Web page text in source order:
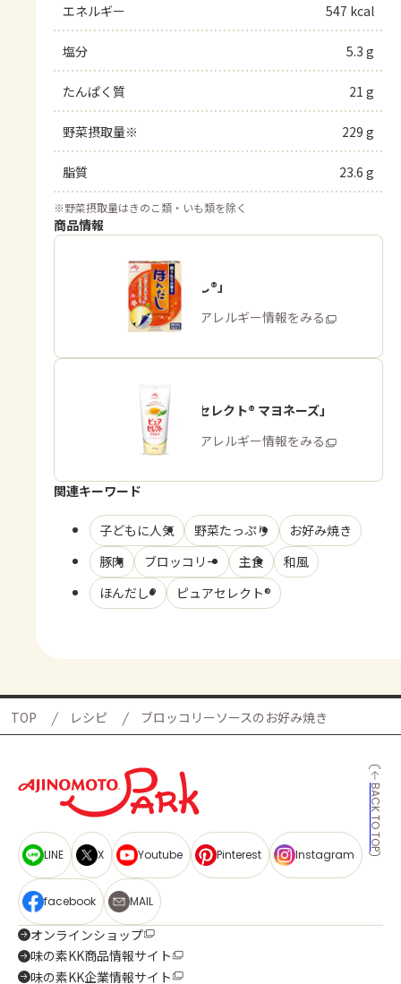
エネルギー
547 kcal
塩分 5.3 g
たんぱく質 21 g
野菜摂取量※ 229 g
脂質 23.6 g
※野菜摂取量はきのこ類・いも類を除く
商品情報
「ほんだし®」
商品・アレルギー情報をみる
「ピュアセレクト® マヨネーズ」
商品・アレルギー情報をみる
関連キーワード
子どもに人気 野菜たっぷり
お好み焼き
豚肉
ブロッコリー 主食
和風
ほんだし®
ピュアセレクト®
TOP レシピ ブロッコリーソースのお好み焼き
BACK TO TOP
LINE X Youtube Pinterest Instagram
facebook MAIL
オンラインショップ
味の素KK商品情報サイト
味の素KK企業情報サイト